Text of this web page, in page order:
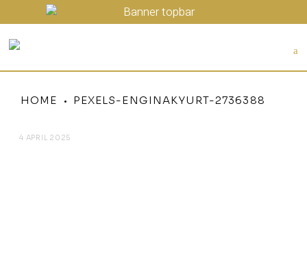
HOME PEXELS-ENGINAKYURT-2736388
4 APRIL 2025